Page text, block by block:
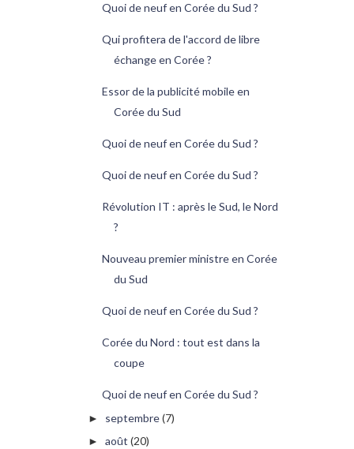
Quoi de neuf en Corée du Sud ?
Qui profitera de l'accord de libre
échange en Corée ?
Essor de la publicité mobile en
Corée du Sud
Quoi de neuf en Corée du Sud ?
Quoi de neuf en Corée du Sud ?
Révolution IT : après le Sud, le Nord
?
Nouveau premier ministre en Corée
du Sud
Quoi de neuf en Corée du Sud ?
Corée du Nord : tout est dans la
coupe
Quoi de neuf en Corée du Sud ?
► septembre(7)
► août (20)